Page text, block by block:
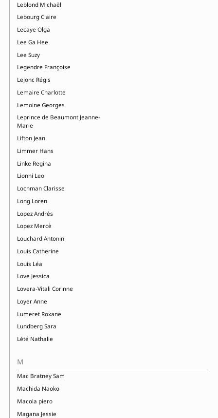
Leblond Michaël
Lebourg Claire
Lecaye Olga
Lee Ga Hee
Lee Suzy
Legendre Françoise
Lejonc Régis
Lemaire Charlotte
Lemoine Georges
Leprince de Beaumont Jeanne-
Marie
Lifton Jean
Limmer Hans
Linke Regina
Lionni Leo
Lochman Clarisse
Long Loren
Lopez Andrés
Lopez Mercè
Louchard Antonin
Louis Catherine
Louis Léa
Love Jessica
Lovera-Vitali Corinne
Loyer Anne
Lumeret Roxane
Lundberg Sara
Lété Nathalie
M
Mac Bratney Sam
Machida Naoko
Macola piero
Magana Jessie